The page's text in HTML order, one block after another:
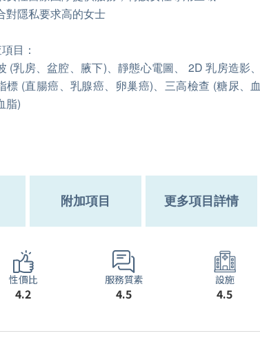
對隱私要求高的女士
目：
(乳房、盆腔、腋下)、靜態心電圖、 2D 乳房造影、
標 (直腸癌、乳腺癌、卵巢癌)、三高檢查 (糖尿、血
脂)
附加項目 更多項目詳情
性價比
4.2
服務質素
4.5
設施
4.5